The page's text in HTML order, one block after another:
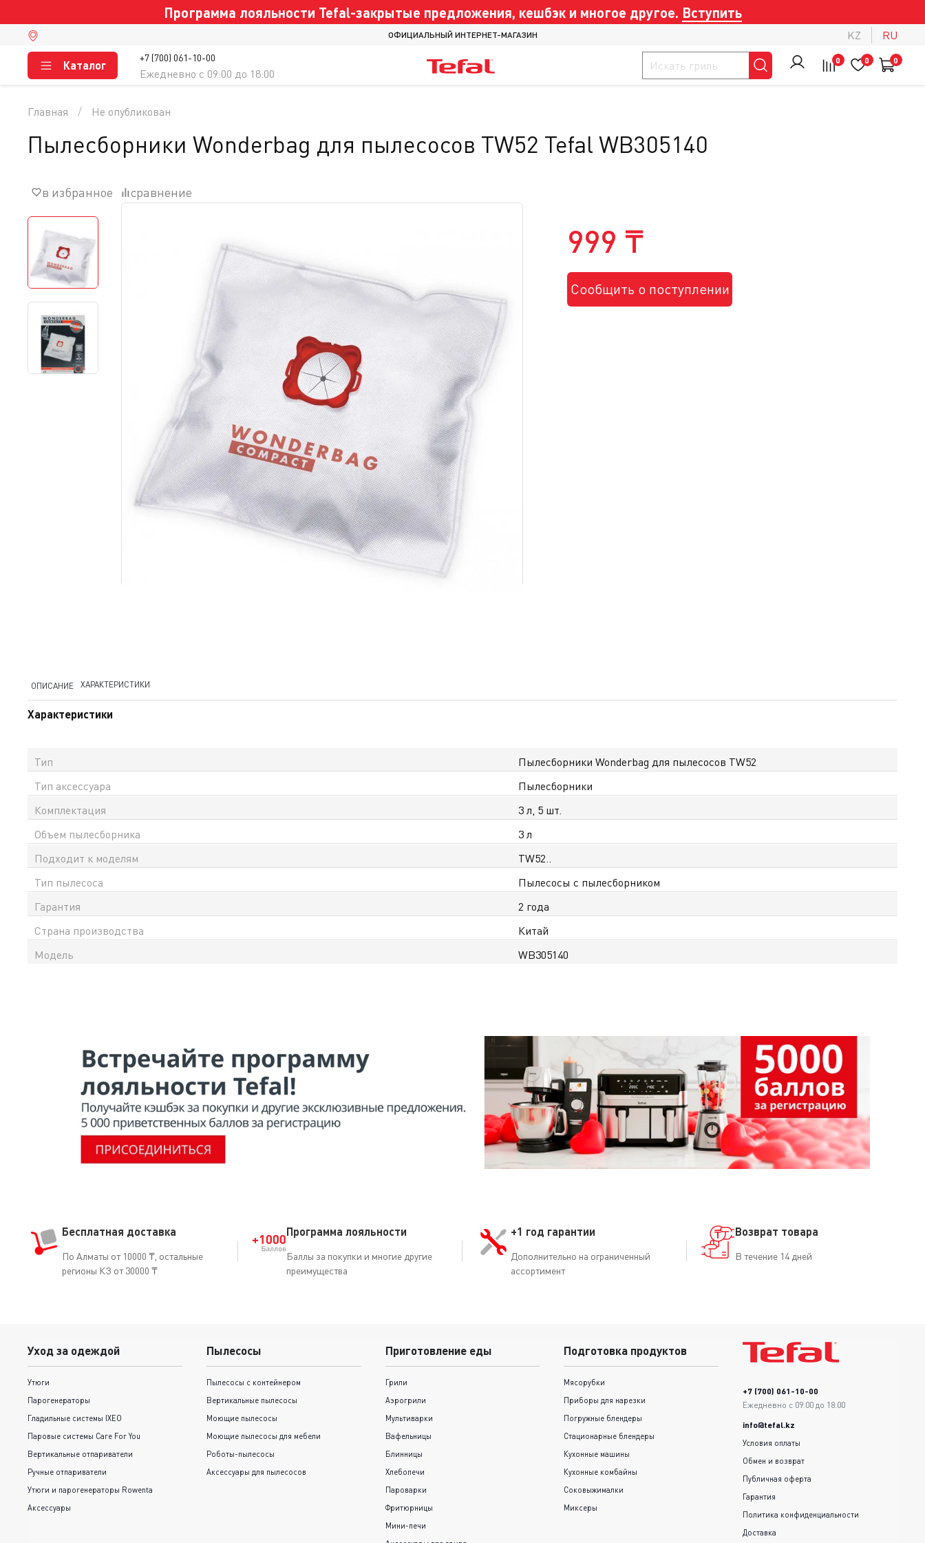
Программа лояльности Tefal-закрытые предложения, кешбэк и многое другое. Вступить
ОФИЦИАЛЬНЫЙ ИНТЕРНЕТ-МАГАЗИН KZ RU
+7 (700) 061-10-00
Ежедневно c 09:00 до 18:00
Каталог 0 0 0
999 ₸
Сообщить о поступлении
Главная Не опубликован
Пылесборники Wonderbag для пылеcосов TW52 Tefal WB305140
в избранное сравнение
ОПИСАНИЕ ХАРАКТЕРИСТИКИ
Характеристики
Тип
Пылесборники Wonderbag для пылеcосов TW52
Тип аксессуара
Пылесборники
Комплектация
3 л, 5 шт.
Объем пылесборника
3 л
Подходит к моделям
TW52..
Тип пылесоса
Пылесосы с пылесборником
Гарантия
2 года
Страна производства
Китай
Модель
WB305140
Бесплатная доставка
По Алматы от 10000 ₸, остальные
регионы КЗ от 30000 ₸
Программа лояльности
Баллы за покупки и многие другие
преимущества
+1 год гарантии
Дополнительно на ограниченный
ассортимент
Возврат товара
В течение 14 дней
Уход за одеждой
Утюги
Парогенераторы
Гладильные системы IXEO
Паровые системы Care For You
Вертикальные отпариватели
Ручные отпариватели
Утюги и парогенераторы Rowenta
Аксессуары
Пылесосы
Пылесосы с контейнером
Вертикальные пылесосы
Моющие пылесосы
Моющие пылесосы для мебели
Роботы-пылесосы
Аксессуары для пылесосов
Приготовление еды
Грили
Аэрогрили
Мультиварки
Вафельницы
Блинницы
Хлебопечи
Пароварки
Фритюрницы
Мини-печи
Подготовка продуктов
Мясорубки
Приборы для нарезки
Погружные блендеры
Стационарные блендеры
Кухонные машины
Кухонные комбайны
Соковыжималки
Миксеры
+7 (700) 061-10-00
Ежедневно с 09:00 до 18:00
info@tefal.kz
Условия оплаты
Обмен и возврат
Публичная оферта
Гарантия
Политика конфиденциальности
Доставка